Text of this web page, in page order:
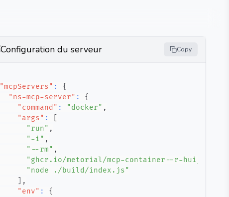
Configuration du serveur Copy
"mcpServers" :
{
"ns-mcp-server" :
{
"command" : "docker" ,
"args" :
"run" ,
"-i" ,
"--rm" ,
"ghcr.io/metorial/mcp-container--r-huijts--ns-
"node ./build/index.js"
,
"env" :
{